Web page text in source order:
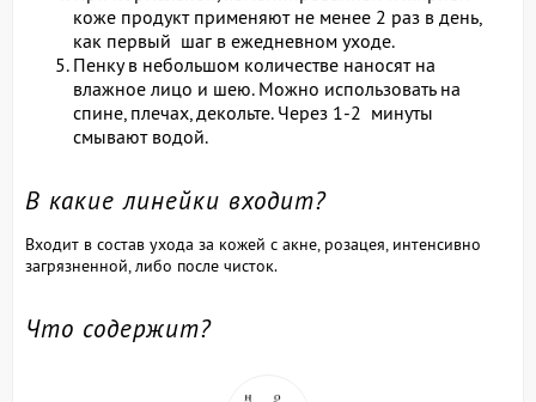
коже продукт применяют не менее 2 раз в день,
как первый шаг в ежедневном уходе.
Пенку в небольшом количестве наносят на
влажное лицо и шею. Можно использовать на
спине, плечах, декольте. Через 1-2 минуты
смывают водой.
В какие линейки входит?
Входит в состав ухода за кожей с акне, розацея, интенсивно
загрязненной, либо после чисток.
Что содержит?